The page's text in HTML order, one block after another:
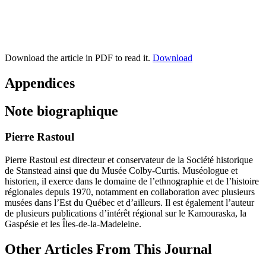
Download the article in PDF to read it. Download
Appendices
Note biographique
Pierre Rastoul
Pierre Rastoul est directeur et conservateur de la Société historique
de Stanstead ainsi que du Musée Colby-Curtis. Muséologue et
historien, il exerce dans le domaine de l’ethnographie et de l’histoire
régionales depuis 1970, notamment en collaboration avec plusieurs
musées dans l’Est du Québec et d’ailleurs. Il est également l’auteur
de plusieurs publications d’intérêt régional sur le Kamouraska, la
Gaspésie et les Îles-de-la-Madeleine.
Other Articles From This Journal